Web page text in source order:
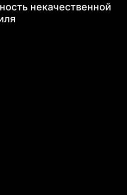
некачественной